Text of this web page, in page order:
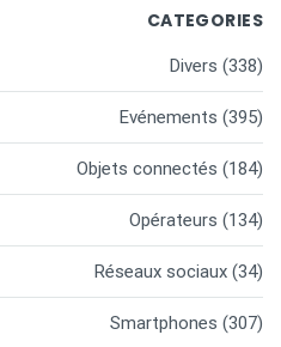
CATEGORIES
Divers (338)
Evénements (395)
Objets connectés (184)
Opérateurs (134)
Réseaux sociaux (34)
Smartphones (307)